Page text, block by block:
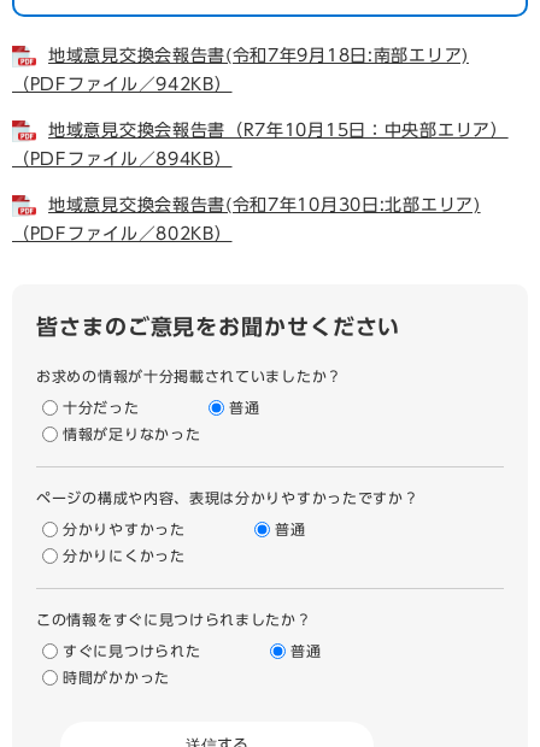
地域意見交換会報告書(令和7年9月18日:南部エリア)
（PDFファイル／942KB）
地域意見交換会報告書（R7年10月15日：中央部エリア）
（PDFファイル／894KB）
地域意見交換会報告書(令和7年10月30日:北部エリア)
（PDFファイル／802KB）
皆さまのご意見をお聞かせください
お求めの情報が十分掲載されていましたか？
十分だった
普通
情報が足りなかった
ページの構成や内容、表現は分かりやすかったですか？
分かりやすかった
普通
分かりにくかった
この情報をすぐに見つけられましたか？
すぐに見つけられた
普通
時間がかかった